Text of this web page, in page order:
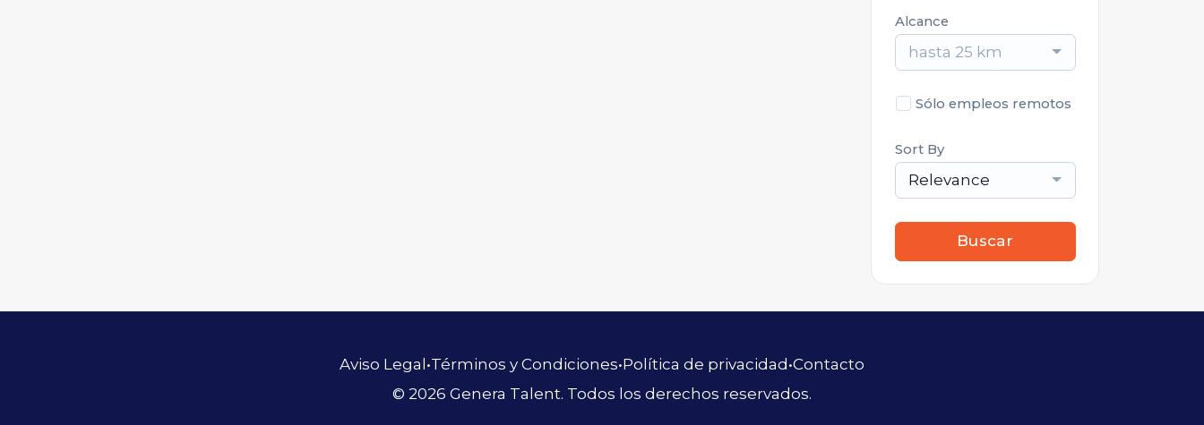
Alcance
hasta 25 km
Sólo empleos remotos
Sort By
Relevance
Buscar
Aviso Legal•Términos y Condiciones•Política de privacidad•Contacto
© 2026 Genera Talent. Todos los derechos reservados.